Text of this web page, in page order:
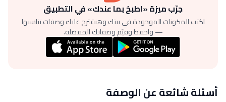
جرّب ميزة «اطبخ بما عندك» في التطبيق
اكتب المكونات الموجودة في بيتك وهنقترح عليك وصفات تناسبها
— واحفظ وقيّم وصفاتك المفضلة.
أسئلة شائعة عن الوصفة